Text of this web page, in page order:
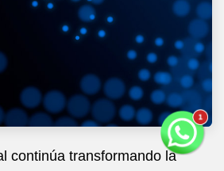
continúa transformando la